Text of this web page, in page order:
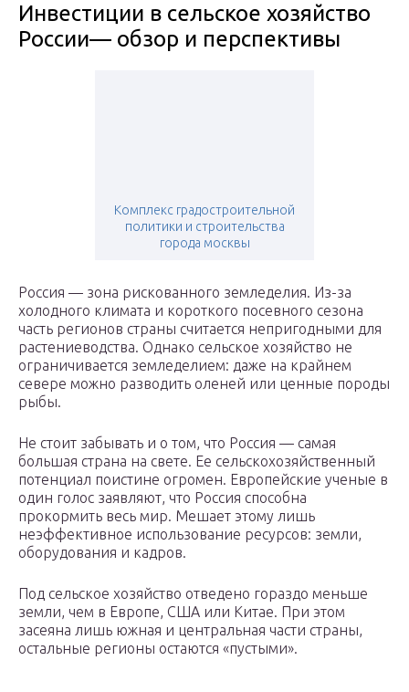
Инвестиции в сельское хозяйство
России— обзор и перспективы
Комплекс градостроительной
политики и строительства
города москвы
Россия — зона рискованного земледелия. Из-за
холодного климата и короткого посевного сезона
часть регионов страны считается непригодными для
растениеводства. Однако сельское хозяйство не
ограничивается земледелием: даже на крайнем
севере можно разводить оленей или ценные породы
рыбы.
Не стоит забывать и о том, что Россия — самая
большая страна на свете. Ее сельскохозяйственный
потенциал поистине огромен. Европейские ученые в
один голос заявляют, что Россия способна
прокормить весь мир. Мешает этому лишь
неэффективное использование ресурсов: земли,
оборудования и кадров.
Под сельское хозяйство отведено гораздо меньше
земли, чем в Европе, США или Китае. При этом
засеяна лишь южная и центральная части страны,
остальные регионы остаются «пустыми».